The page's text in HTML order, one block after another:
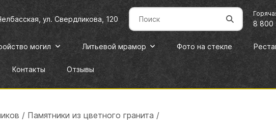
ул. Свердликова, 120
8 800
могил Литьевой мрамор Фото на стекле
Контакты Отзывы
/ Памятники из цветного гранита /